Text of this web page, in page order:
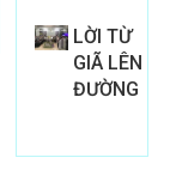
LỜI TỪ
GIÃ LÊN
ĐƯỜNG